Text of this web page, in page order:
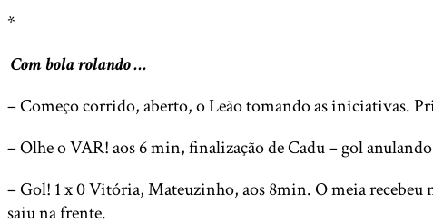
*
Com bola rolando …
– Começo corrido, aberto, o Leão tomando as iniciativas.
– Olhe o VAR! aos 6 min, finalização de Cadu – gol
– Gol! 1 x 0 Vitória, Mateuzinho, aos 8min. O meia recebeu
saiu na frente.